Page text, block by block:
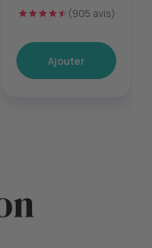
(905 avis)
Ajouter